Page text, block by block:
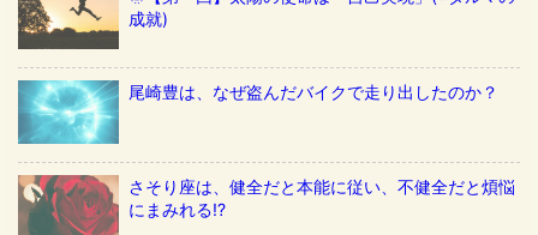
成就)
尾崎豊は、なぜ盗んだバイクで走り出したのか？
さそり座は、健全だと本能に従い、不健全だと煩悩
にまみれる!?